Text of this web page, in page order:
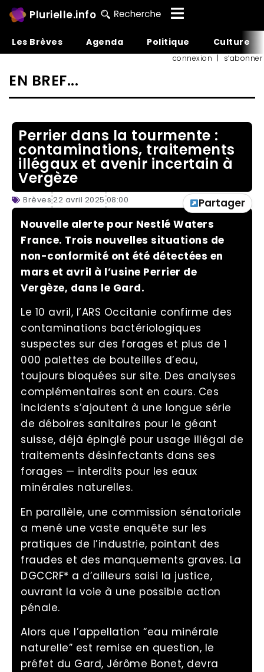
Plurielle.info
Les Brèves Agenda Politique Culture
connexion | s’abonner
EN BREF...
Perrier dans la tourmente :
contaminations, traitements
illégaux et avenir incertain à
Vergèze
Brèves 22 avril 2025 08:00
Partager
Nouvelle alerte pour Nestlé Waters
France. Trois nouvelles situations de
non-conformité ont été détectées en
mars et avril à l’usine Perrier de
Vergèze, dans le Gard.
Le 10 avril, l’ARS Occitanie confirme des
contaminations bactériologiques
suspectes sur des forages et plus de 1
000 palettes de bouteilles d’eau,
toujours bloquées sur site. Des analyses
complémentaires sont en cours. Ces
incidents s’ajoutent à une longue série
de déboires sanitaires pour le géant
suisse, déjà épinglé pour usage illégal de
traitements désinfectants dans ses
forages — interdits pour les eaux
minérales naturelles.
En parallèle, une commission sénatoriale
a mené une vaste enquête sur les
pratiques de l’industrie, pointant des
fraudes et des manquements graves. La
DGCCRF* a d’ailleurs saisi la justice,
ouvrant la voie à une possible action
pénale.
Alors que l’appellation “eau minérale
naturelle” est remise en question, le
préfet du Gard, Jérôme Bonet, devra